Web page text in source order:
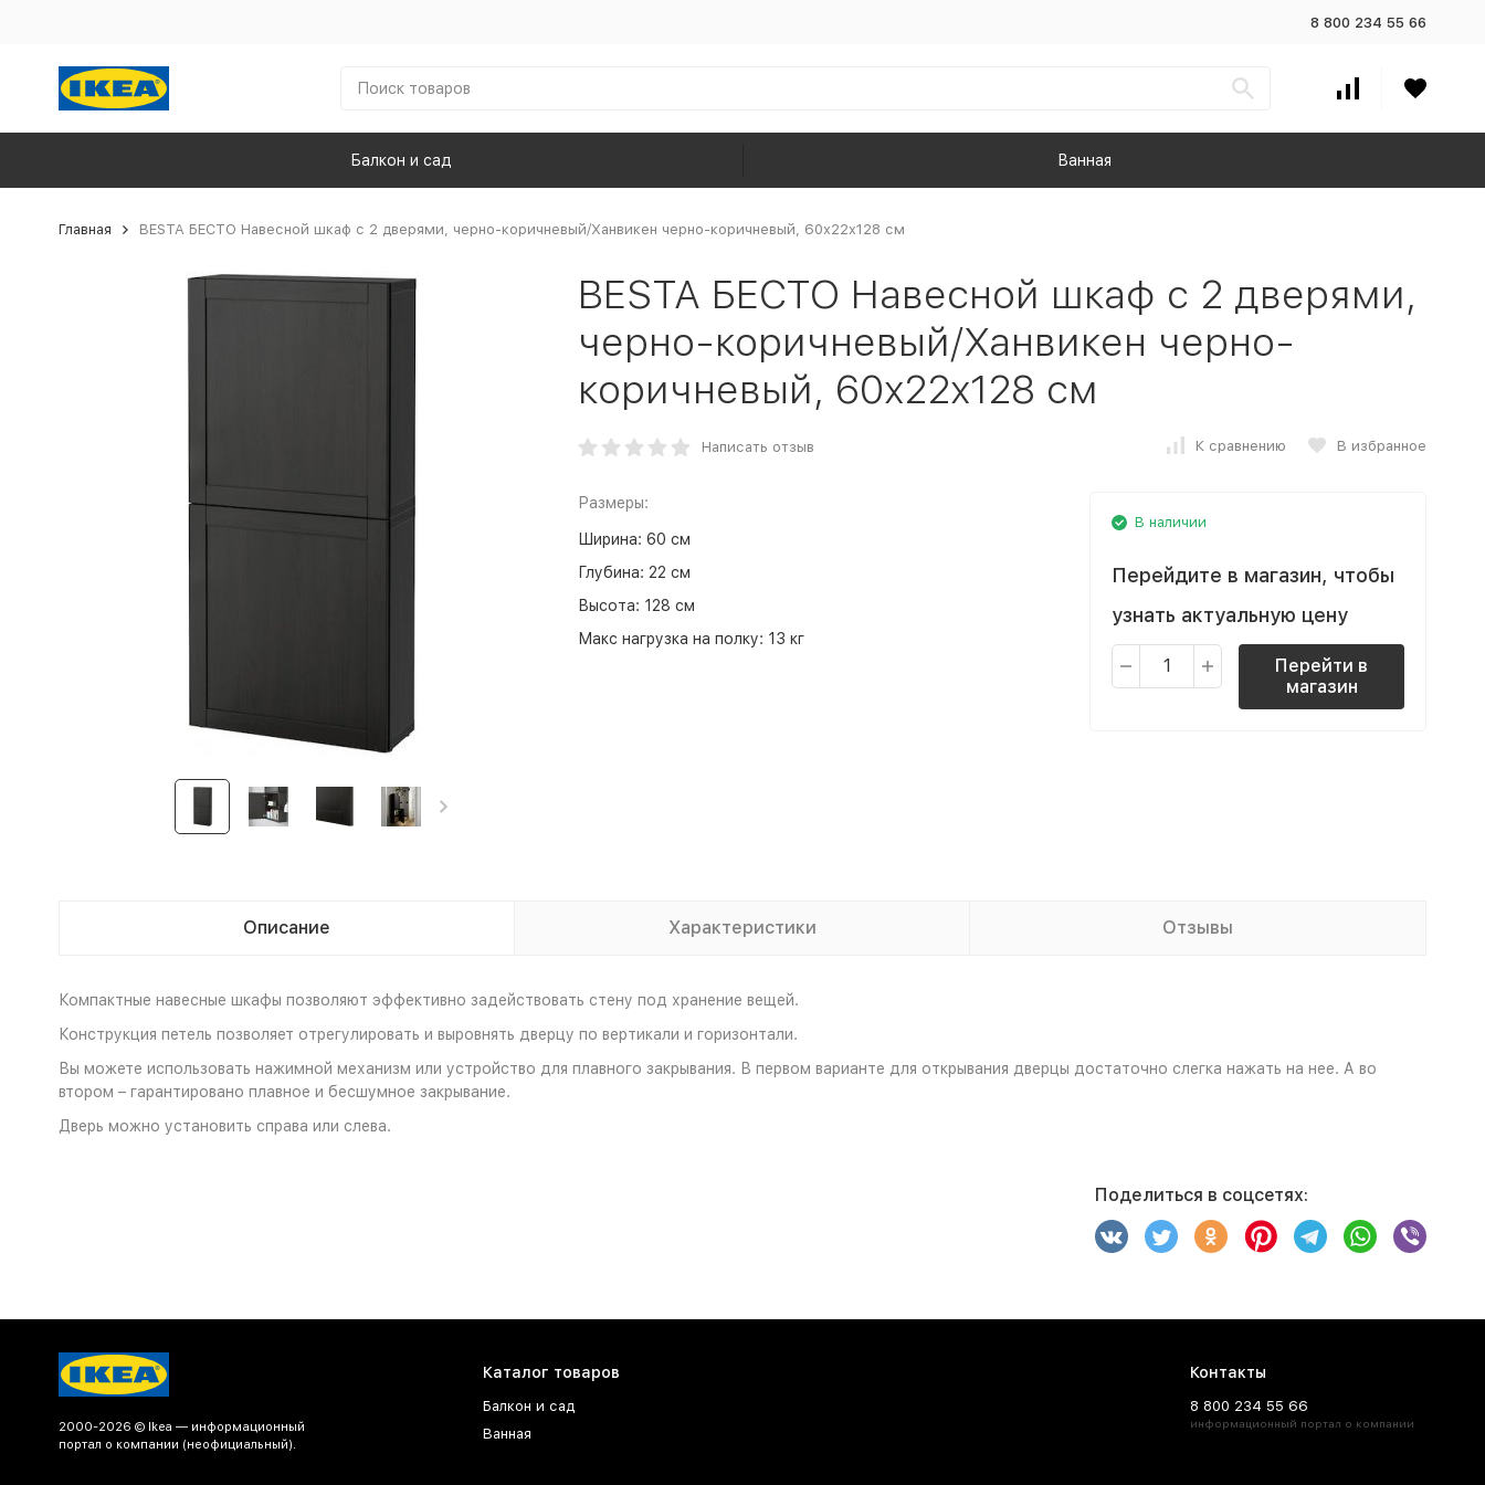
8 800 234 55 66
Балкон и сад Ванная
Главная BESTA БЕСТО Навесной шкаф с 2 дверями, черно-коричневый/Ханвикен черно-коричневый, 60x22x128 см
BESTA БЕСТО Навесной шкаф с 2 дверями,
черно-коричневый/Ханвикен черно-
коричневый, 60x22x128 см
Написать отзыв К сравнению В избранное
Размеры:
Ширина: 60 см
Глубина: 22 см
Высота: 128 см
Макс нагрузка на полку: 13 кг
В наличии
Перейдите в магазин, чтобы
узнать актуальную цену
Перейти в
магазин
Описание Характеристики Отзывы
Компактные навесные шкафы позволяют эффективно задействовать стену под хранение вещей.
Конструкция петель позволяет отрегулировать и выровнять дверцу по вертикали и горизонтали.
Вы можете использовать нажимной механизм или устройство для плавного закрывания. В первом варианте для открывания дверцы достаточно слегка нажать на нее. А во
втором – гарантировано плавное и бесшумное закрывание.
Дверь можно установить справа или слева.
Поделиться в соцсетях:
2000-2026 © Ikea — информационный
портал о компании (неофициальный).
Каталог товаров
Балкон и сад
Ванная
Контакты
8 800 234 55 66
информационный портал о компании